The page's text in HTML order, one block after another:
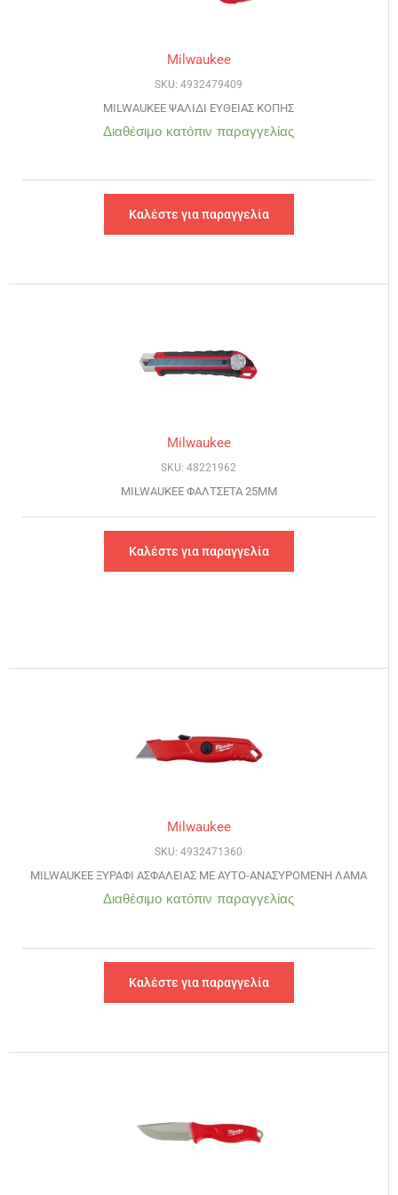
Milwaukee
SKU: 4932479409
MILWAUKEE ΨΑΛΙΔΙ ΕΥΘΕΙΑΣ ΚΟΠΗΣ
Διαθέσιμο κατόπιν παραγγελίας
Καλέστε για παραγγελία
Milwaukee
SKU: 48221962
MILWAUKEE ΦΑΛΤΣΕΤΑ 25MM
Καλέστε για παραγγελία
Milwaukee
SKU: 4932471360
MILWAUKEE ΞΥΡΑΦΙ ΑΣΦΑΛΕΙΑΣ ΜΕ ΑΥΤΟ-ΑΝΑΣΥΡΟΜΕΝΗ ΛΑΜΑ
Διαθέσιμο κατόπιν παραγγελίας
Καλέστε για παραγγελία